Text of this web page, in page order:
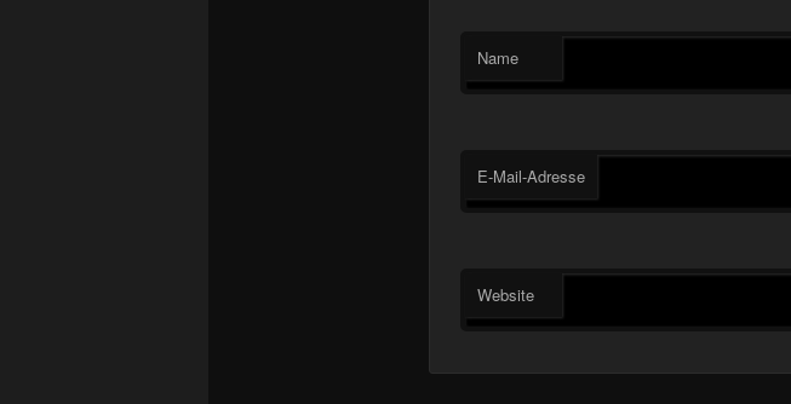
Name
E-Mail-Adresse
Website